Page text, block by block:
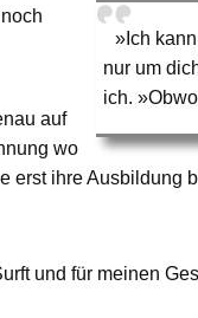
»Ich
nur um
ich.
auf
wo
erst ihre Ausbildung
und für meinen